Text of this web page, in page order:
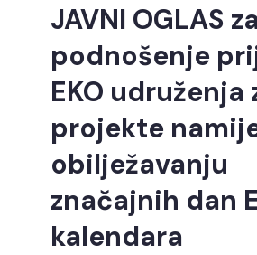
JAVNI OGLAS
podnošenje
EKO udruženja
projekte
obilježavanju
značajnih dan
kalendara